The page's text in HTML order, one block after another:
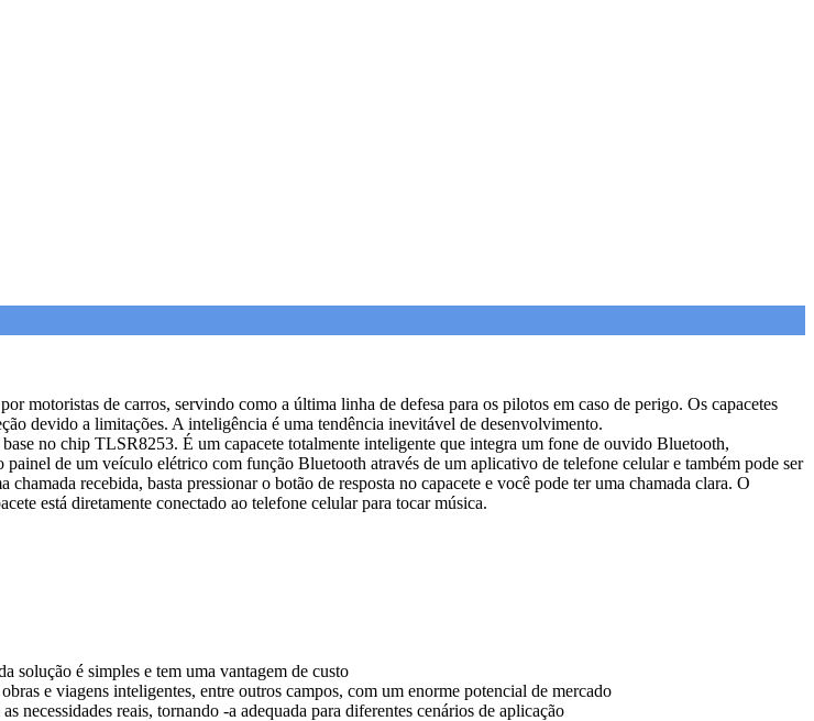
motoristas de carros, servindo como a última linha de defesa para os pilotos em caso de perigo. Os capacetes
devido a limitações. A inteligência é uma tendência inevitável de desenvolvimento.
no chip TLSR8253. É um capacete totalmente inteligente que integra um fone de ouvido Bluetooth,
de um veículo elétrico com função Bluetooth através de um aplicativo de telefone celular e também pode ser
recebida, basta pressionar o botão de resposta no capacete e você pode ter uma chamada clara. O
está diretamente conectado ao telefone celular para tocar música.
solução é simples e tem uma vantagem de custo
e viagens inteligentes, entre outros campos, com um enorme potencial de mercado
reais, tornando -a adequada para diferentes cenários de aplicação